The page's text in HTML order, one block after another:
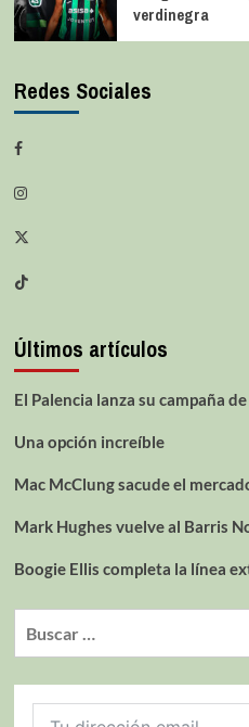
verdinegra
Redes Sociales
Últimos artículos
El Palencia lanza su campaña
Una opción increíble
Mac McClung sacude el
Mark Hughes vuelve al Barris
Boogie Ellis completa la línea